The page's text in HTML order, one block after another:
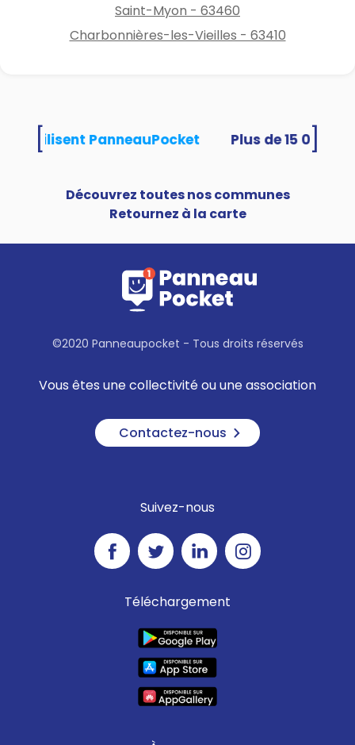
Saint-Myon - 63460
Charbonnières-les-Vieilles - 63410
utilisent PanneauPocket
Découvrez toutes nos communes
Retournez à la carte
©2020 Panneaupocket - Tous droits réservés
Vous êtes une collectivité ou une association
Contactez-nous
Suivez-nous
Téléchargement